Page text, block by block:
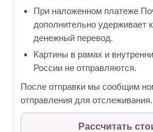
При наложенном платеже
дополнительно удерживает
денежный перевод.
Картины в рамах и
России не отправляются.
После отправки мы сообщим
отправления для отслеживания.
Рассчитать